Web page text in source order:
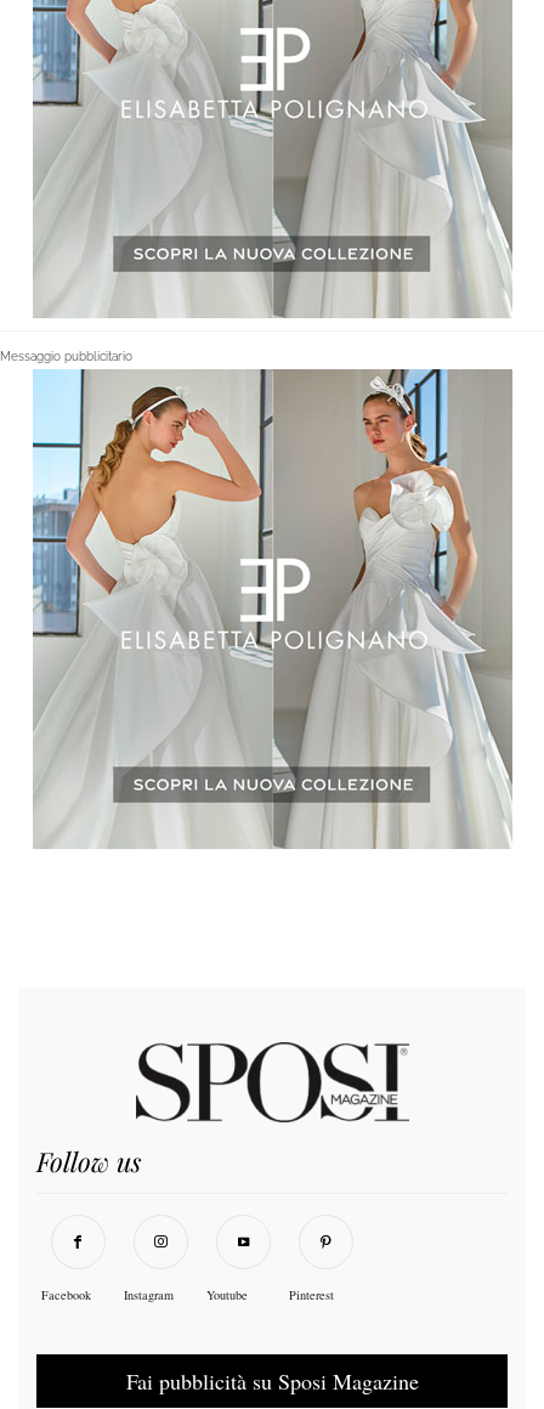
Messaggio pubblicitario
Follow us
Facebook Instagram Youtube Pinterest
Fai pubblicità su Sposi Magazine